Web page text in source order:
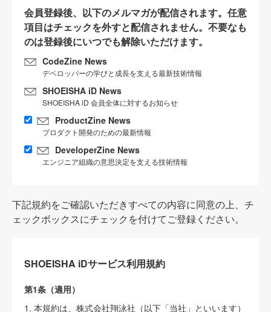
会員登録後、以下のメルマガが配信されます。任意
項目はチェックを外すと配信されません。不要なも
のは登録後にいつでも解除いただけます。
CodeZine News
デベロッパーの学びと成長を支える最新技術情報
SHOEISHA iD News
SHOEISHA iD 会員全体に対するお知らせ
ProductZine News
プロダクト開発のための最新情報
DeveloperZine News
エンジニア組織の意思決定を支える技術情報
下記規約をご確認いただきすべての内容に同意の上、チ
ェックボックスにチェックを付けてご登録ください。
SHOEISHA iDサービス利用規約
第1条（適用）
1. 本規約は、株式会社翔泳社（以下「当社」といいます）